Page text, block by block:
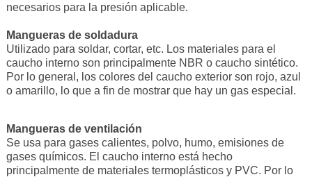
necesarios para la presión aplicable.
Mangueras de soldadura
Utilizado para soldar, cortar, etc. Los materiales para el
caucho interno son principalmente NBR o caucho sintético.
Por lo general, los colores del caucho exterior son rojo, azul
o amarillo, lo que a fin de mostrar que hay un gas especial.
Mangueras de ventilación
Se usa para gases calientes, polvo, humo, emisiones de
gases químicos. El caucho interno está hecho
principalmente de materiales termoplásticos y PVC. Por lo